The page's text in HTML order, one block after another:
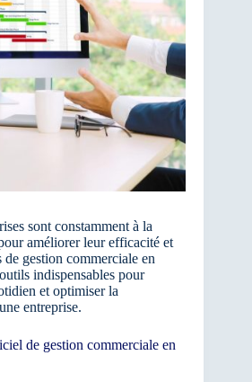
sont constamment à la
améliorer leur efficacité et
gestion commerciale en
indispensables pour
et optimiser la
entreprise.
de gestion commerciale en